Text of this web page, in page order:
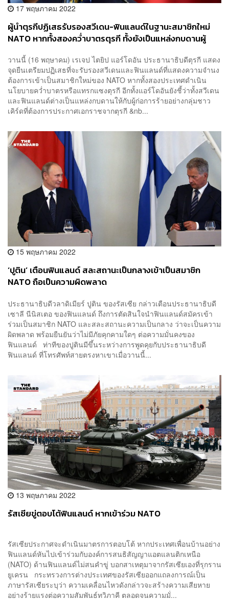
17 พฤษภาคม 2022
ผู้นำตุรกีปฏิเสธรับรองสวีเดน-ฟินแลนด์ในฐานะสมาชิกใหม่
NATO หากทั้งสองคว่ำบาตรตุรกี ทั้งยังเป็นแหล่งกบดานผู้
วานนี้ (16 พฤษาคม) เรเจป ไตยิป แอร์โดอัน ประธานาธิบดีตุรกี แสดง
จุดยืนเตรียมปฏิเสธที่จะรับรองสวีเดนและฟินแลนด์ที่แสดงความจำนง
ต้องการเข้าเป็นสมาชิกใหม่ของ NATO หากทั้งสองประเทศดำเนิน
นโยบายคว่ำบาตรหรือแทรกแซงตุรกี อีกทั้งแอร์โดอันยังชี้ว่าทั้งสวีเดน
และฟินแลนด์ต่างเป็นแหล่งกบดานให้กับผู้ก่อการร้ายอย่างกลุ่มชาว
เคิร์ดที่ต้องการประกาศเอกราชจากตุรกี &nb...
15 พฤษภาคม 2022
‘ปูติน’ เตือนฟินแลนด์ สละสถานะเป็นกลางเข้าเป็นสมาชิก
NATO ถือเป็นความผิดพลาด
ประธานาธิบดีวลาดิเมียร์ ปูติน ของรัสเซีย กล่าวเตือนประธานาธิบดี
เซาลี นีนิสเตอ ของฟินแลนด์ ถึงการตัดสินใจนำฟินแลนด์สมัครเข้า
ร่วมเป็นสมาชิก NATO และสละสถานะความเป็นกลาง ว่าจะเป็นความ
ผิดพลาด พร้อมยืนยันว่าไม่มีภัยคุกคามใดๆ ต่อความมั่นคงของ
ฟินแลนด์ ท่าทีของปูตินมีขึ้นระหว่างการพูดคุยกับประธานาธิบดี
ฟินแลนด์ ที่โทรศัพท์สายตรงหาเขาเมื่อวานนี้...
13 พฤษภาคม 2022
รัสเซียขู่ตอบโต้ฟินแลนด์ หากเข้าร่วม NATO
รัสเซียประกาศจะดำเนินมาตรการตอบโต้ หากประเทศเพื่อนบ้านอย่าง
ฟินแลนด์หันไปเข้าร่วมกับองค์การสนธิสัญญาแอตแลนติกเหนือ
(NATO) ด้านฟินแลนด์ไม่สนคำขู่ บอกสาเหตุมาจากรัสเซียเองที่รุกราน
ยูเครน กระทรวงการต่างประเทศของรัสเซียออกแถลงการณ์เป็น
ภาษารัสเซียระบุว่า ความเคลื่อนไหวดังกล่าวจะสร้างความเสียหาย
อย่างร้ายแรงต่อความสัมพันธ์ทวิภาคี ตลอดจนความมั่...